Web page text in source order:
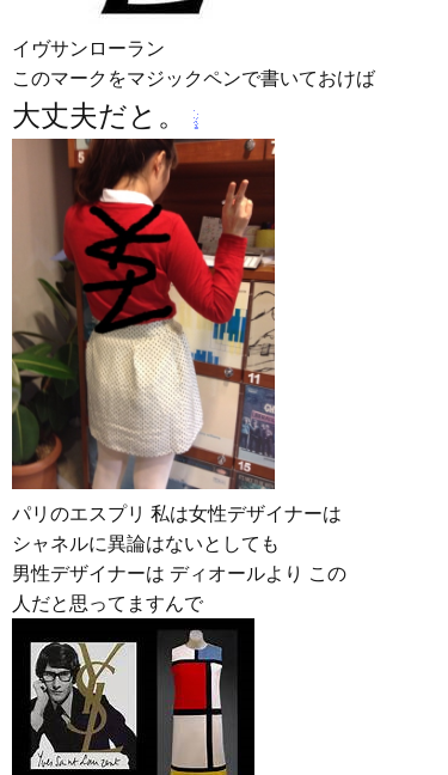
イヴサンローラン
このマークをマジックペンで書いておけば
大丈夫だと。
パリのエスプリ 私は女性デザイナーは
シャネルに異論はないとしても
男性デザイナーは ディオールより この
人だと思ってますんで